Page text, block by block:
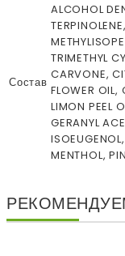
Состав
ALCOHOL
TRIMETHYL
CARVONE,
FLOWER OIL,
LIMON PEEL
GERANYL
MENTHOL,